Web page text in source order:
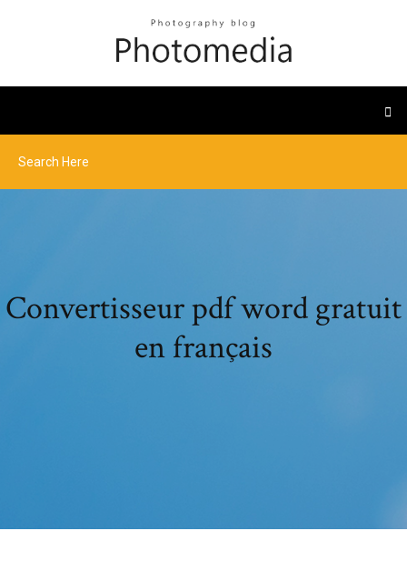
Convertisseur pdf word gratuit
en français